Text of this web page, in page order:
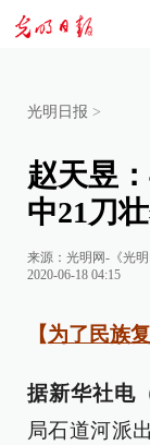
光明日报 >
赵天昱
中21刀
来源： 光明网-《光明
2020-06-18 04:15
【为了民族
据新华社电
局石道河派